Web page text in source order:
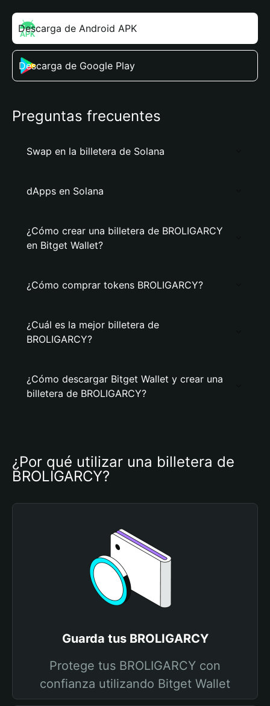
Descarga de Android APK
Descarga de Google Play
Preguntas frecuentes
Swap en la billetera de Solana
dApps en Solana
¿Cómo crear una billetera de BROLIGARCY
en Bitget Wallet?
¿Cómo comprar tokens BROLIGARCY?
¿Cuál es la mejor billetera de
BROLIGARCY?
¿Cómo descargar Bitget Wallet y crear una
billetera de BROLIGARCY?
¿Por qué utilizar una billetera de
BROLIGARCY?
Guarda tus BROLIGARCY
Protege tus BROLIGARCY con
confianza utilizando Bitget Wallet